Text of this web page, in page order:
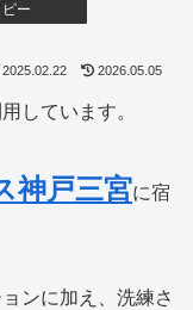
ピー
2025.02.22 2026.05.05
しています。
神戸三宮に宿
ンに加え、洗練さ